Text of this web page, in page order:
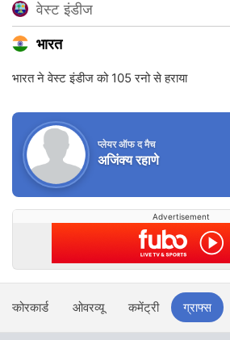
वेस्ट इंडीज
भारत
भारत ने वेस्ट इंडीज को 105 रनो से हराया
प्लेयर ऑफ द मैच
अजिंक्य रहाणे
Advertisement
स्कोरकार्ड ओवरव्यू कमेंट्री ग्राफ्स